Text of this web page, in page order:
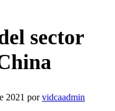
sector
2021 porvidcaadmin